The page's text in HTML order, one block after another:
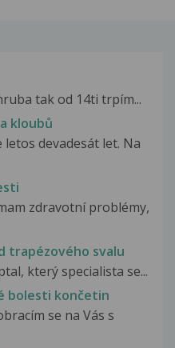
tak od 14ti trpím...
kloubů
devadesát let. Na
zdravotní problémy,
trapézového svalu
který specialista se...
bolesti končetin
se na Vás s